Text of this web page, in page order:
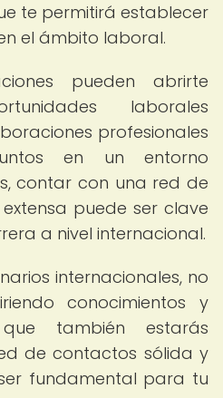
te permitirá establecer
el ámbito laboral.
pueden abrirte
laborales
profesionales
en un entorno
contar con una red de
puede ser clave
a nivel internacional.
internacionales, no
conocimientos y
también estarás
de contactos sólida y
fundamental para tu